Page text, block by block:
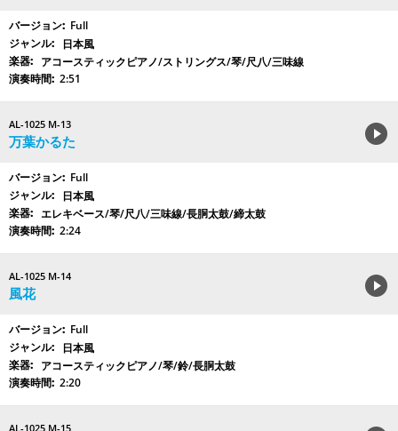
Full
日本風
アコースティックピアノ/ストリングス/琴/尺八/三味線
2:51
AL-1025 M-13
万葉かるた
Full
日本風
エレキベース/琴/尺八/三味線/長胴太鼓/締太鼓
2:24
AL-1025 M-14
風花
Full
日本風
アコースティックピアノ/琴/鈴/長胴太鼓
2:20
AL-1025 M-15